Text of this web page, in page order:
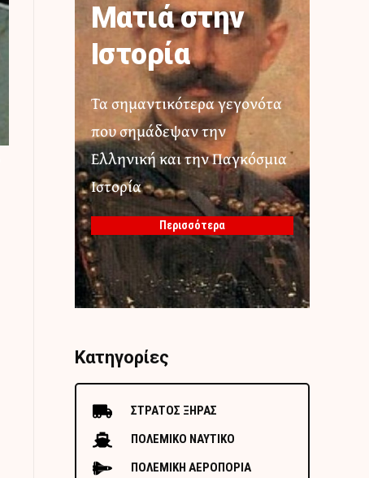
Ματιά στην
Ιστορία
Τα σημαντικότερα γεγονότα
που σημάδεψαν την
Ελληνική και την Παγκόσμια
Ιστορία
Περισσότερα
Κατηγορίες
ΣΤΡΑΤΟΣ ΞΗΡΑΣ
ΠΟΛΕΜΙΚΟ ΝΑΥΤΙΚΟ
ΠΟΛΕΜΙΚΗ ΑΕΡΟΠΟΡΙΑ